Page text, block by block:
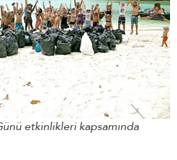
etkinlikleri kapsamında